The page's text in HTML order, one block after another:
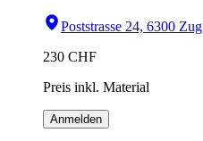
Poststrasse 24, 6300 Zug
230 CHF
Preis inkl. Material
Anmelden